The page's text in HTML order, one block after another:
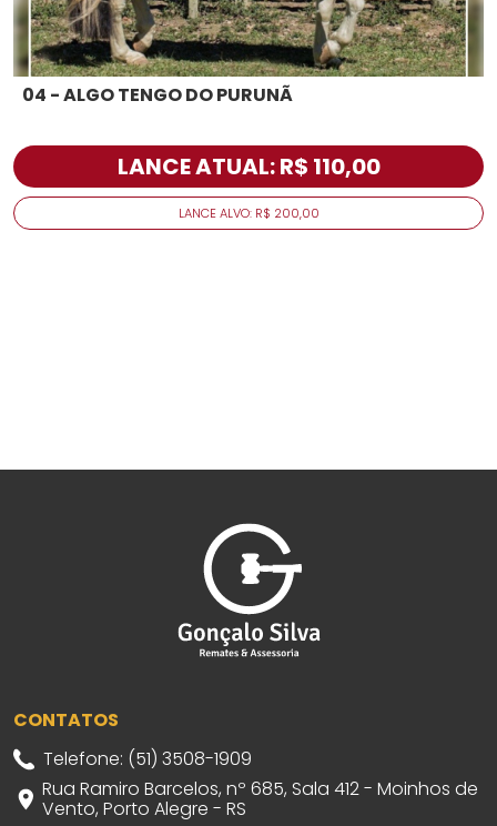
04 - ALGO TENGO DO PURUNÃ
LANCE ATUAL: R$ 110,00
LANCE ALVO: R$ 200,00
CONTATOS
Telefone: (51) 3508-1909
Rua Ramiro Barcelos, nº 685, Sala 412 - Moinhos de
Vento, Porto Alegre - RS